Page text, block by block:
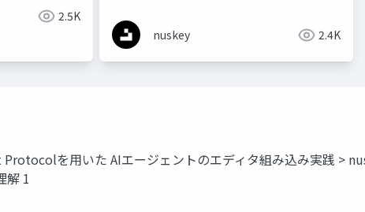
2.5K
nuskey 2.4K
を用いた AIエージェントのエディタ組み込み実践 >
解 1